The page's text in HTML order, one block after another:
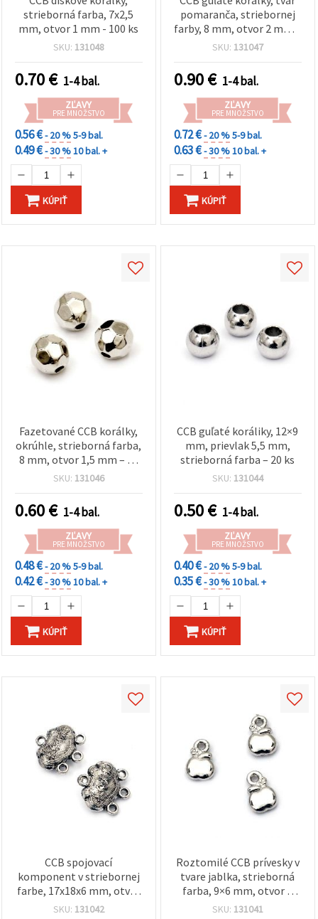
strieborná farba, 7x2,5
mm, otvor 1 mm - 100 ks
SKU: 131048
0.70€ 1-4 bal.
ZĽAVY
PRE MNOŽSTVO
0.56 €- 20 %5-9 bal.
0.49 €- 30 %10 bal. +
KÚPIŤ
pomaranča, striebornej
farby, 8 mm, otvor 2 mm –
50 ks
SKU: 131047
0.90€ 1-4 bal.
ZĽAVY
PRE MNOŽSTVO
0.72 €- 20 %5-9 bal.
0.63 €- 30 %10 bal. +
KÚPIŤ
Fazetované CCB korálky,
okrúhle, strieborná farba,
8 mm, otvor 1,5 mm – 50
ks
SKU: 131046
0.60€ 1-4 bal.
ZĽAVY
PRE MNOŽSTVO
0.48 €- 20 %5-9 bal.
0.42 €- 30 %10 bal. +
KÚPIŤ
CCB guľaté koráliky, 12×9
mm, prievlak 5,5 mm,
strieborná farba – 20 ks
SKU: 131044
0.50€ 1-4 bal.
ZĽAVY
PRE MNOŽSTVO
0.40 €- 20 %5-9 bal.
0.35 €- 30 %10 bal. +
KÚPIŤ
CCB spojovací
komponent v striebornej
farbe, 17x18x6 mm, otvor
2 mm - 20 ks
SKU: 131042
Roztomilé CCB prívesky v
tvare jablka, strieborná
farba, 9×6 mm, otvor 1
mm – balenie 100 ks
SKU: 131041